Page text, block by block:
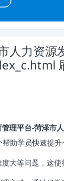
人力资源
理平台-菏泽市
助学员快速提升
大等问题，这使